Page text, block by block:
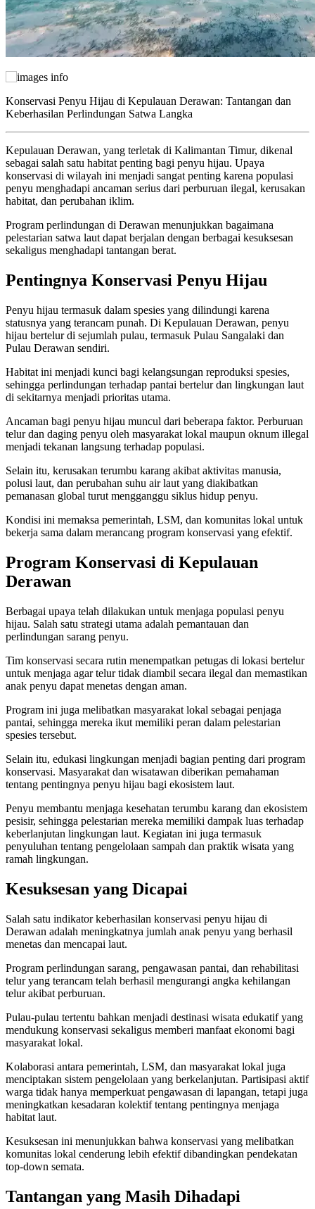
Konservasi Penyu Hijau di Kepulauan Derawan: Tantangan dan
Keberhasilan Perlindungan Satwa Langka
Kepulauan Derawan, yang terletak di Kalimantan Timur, dikenal
sebagai salah satu habitat penting bagi penyu hijau. Upaya
konservasi di wilayah ini menjadi sangat penting karena populasi
penyu menghadapi ancaman serius dari perburuan ilegal, kerusakan
habitat, dan perubahan iklim.
Program perlindungan di Derawan menunjukkan bagaimana
pelestarian satwa laut dapat berjalan dengan berbagai kesuksesan
sekaligus menghadapi tantangan berat.
Pentingnya Konservasi Penyu Hijau
Penyu hijau termasuk dalam spesies yang dilindungi karena
statusnya yang terancam punah. Di Kepulauan Derawan, penyu
hijau bertelur di sejumlah pulau, termasuk Pulau Sangalaki dan
Pulau Derawan sendiri.
Habitat ini menjadi kunci bagi kelangsungan reproduksi spesies,
sehingga perlindungan terhadap pantai bertelur dan lingkungan laut
di sekitarnya menjadi prioritas utama.
Ancaman bagi penyu hijau muncul dari beberapa faktor. Perburuan
telur dan daging penyu oleh masyarakat lokal maupun oknum illegal
menjadi tekanan langsung terhadap populasi.
Selain itu, kerusakan terumbu karang akibat aktivitas manusia,
polusi laut, dan perubahan suhu air laut yang diakibatkan
pemanasan global turut mengganggu siklus hidup penyu.
Kondisi ini memaksa pemerintah, LSM, dan komunitas lokal untuk
bekerja sama dalam merancang program konservasi yang efektif.
Program Konservasi di Kepulauan
Derawan
Berbagai upaya telah dilakukan untuk menjaga populasi penyu
hijau. Salah satu strategi utama adalah pemantauan dan
perlindungan sarang penyu.
Tim konservasi secara rutin menempatkan petugas di lokasi bertelur
untuk menjaga agar telur tidak diambil secara ilegal dan memastikan
anak penyu dapat menetas dengan aman.
Program ini juga melibatkan masyarakat lokal sebagai penjaga
pantai, sehingga mereka ikut memiliki peran dalam pelestarian
spesies tersebut.
Selain itu, edukasi lingkungan menjadi bagian penting dari program
konservasi. Masyarakat dan wisatawan diberikan pemahaman
tentang pentingnya penyu hijau bagi ekosistem laut.
Penyu membantu menjaga kesehatan terumbu karang dan ekosistem
pesisir, sehingga pelestarian mereka memiliki dampak luas terhadap
keberlanjutan lingkungan laut. Kegiatan ini juga termasuk
penyuluhan tentang pengelolaan sampah dan praktik wisata yang
ramah lingkungan.
Kesuksesan yang Dicapai
Salah satu indikator keberhasilan konservasi penyu hijau di
Derawan adalah meningkatnya jumlah anak penyu yang berhasil
menetas dan mencapai laut.
Program perlindungan sarang, pengawasan pantai, dan rehabilitasi
telur yang terancam telah berhasil mengurangi angka kehilangan
telur akibat perburuan.
Pulau-pulau tertentu bahkan menjadi destinasi wisata edukatif yang
mendukung konservasi sekaligus memberi manfaat ekonomi bagi
masyarakat lokal.
Kolaborasi antara pemerintah, LSM, dan masyarakat lokal juga
menciptakan sistem pengelolaan yang berkelanjutan. Partisipasi aktif
warga tidak hanya memperkuat pengawasan di lapangan, tetapi juga
meningkatkan kesadaran kolektif tentang pentingnya menjaga
habitat laut.
Kesuksesan ini menunjukkan bahwa konservasi yang melibatkan
komunitas lokal cenderung lebih efektif dibandingkan pendekatan
top-down semata.
Tantangan yang Masih Dihadapi